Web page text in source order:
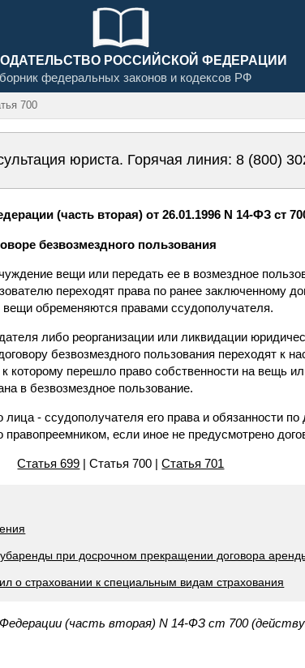
РОССИЙСКОЙ ФЕДЕРАЦИИ
федеральных законов и кодексов РФ
700
юриста. Горячая линия: 8 (800)
(часть вторая) от 26.01.1996 N 14-ФЗ ст
безвозмездного пользования
вещи или передать ее в возмездное
переходят права по ранее заключенному
вещи обременяются правами ссудополучателя.
либо реорганизации или ликвидации
безвозмездного пользования переходят к
которому перешло право собственности на вещь
в безвозмездное пользование.
- ссудополучателя его права и обязанности по
если иное не предусмотрено
Статья 699 | Статья 700 |Статья 701
при досрочном прекращении договора
о страховании к специальным видам страхования
Федерации (часть вторая) N 14-ФЗ ст 700